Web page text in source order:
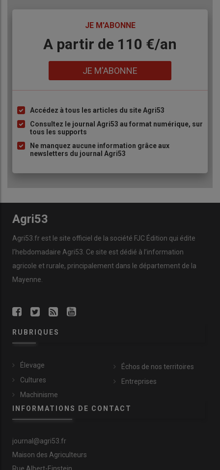
JE M'ABONNE
BodyA partir de 110 €/an
JE M'ABONNE
Liste
à
puce
Accédez à tous les articles du site Agri53
Consultez le journal Agri53 au format numérique, sur
tous les supports
Ne manquez aucune information grâce aux
newsletters du journal Agri53
Agri53
Agri53.fr est le site officiel de la société FJC Édition qui édite
l’hebdomadaire Agri53. Ce site est dédié à l’information
agricole et rurale, principalement dans le département de la
Mayenne.
RUBRIQUES
Élevage
Cultures
Machinisme
Échos de nos territoires
Entreprises
INFORMATIONS DE CONTACT
journal@agri53.fr
Maison des Agriculteurs
Rue Albert-Einstein